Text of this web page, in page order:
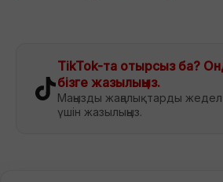
TikTok-та отырсыз ба?
бізге жазылыңыз.
Маңызды жаңалықтарды
үшін жазылыңыз.